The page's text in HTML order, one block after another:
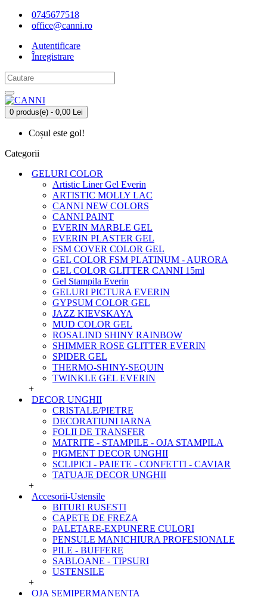
0745677518
office@canni.ro
Autentificare
Înregistrare
0 produs(e) - 0,00 Lei
Coșul este gol!
Categorii
GELURI COLOR
Artistic Liner Gel Everin
ARTISTIC MOLLY LAC
CANNI NEW COLORS
CANNI PAINT
EVERIN MARBLE GEL
EVERIN PLASTER GEL
FSM COVER COLOR GEL
GEL COLOR FSM PLATINUM - AURORA
GEL COLOR GLITTER CANNI 15ml
Gel Stampila Everin
GELURI PICTURA EVERIN
GYPSUM COLOR GEL
JAZZ KIEVSKAYA
MUD COLOR GEL
ROSALIND SHINY RAINBOW
SHIMMER ROSE GLITTER EVERIN
SPIDER GEL
THERMO-SHINY-SEQUIN
TWINKLE GEL EVERIN
+
DECOR UNGHII
CRISTALE/PIETRE
DECORATIUNI IARNA
FOLII DE TRANSFER
MATRITE - STAMPILE - OJA STAMPILA
PIGMENT DECOR UNGHII
SCLIPICI - PAIETE - CONFETTI - CAVIAR
TATUAJE DECOR UNGHII
+
Accesorii-Ustensile
BITURI RUSESTI
CAPETE DE FREZA
PALETARE-EXPUNERE CULORI
PENSULE MANICHIURA PROFESIONALE
PILE - BUFFERE
SABLOANE - TIPSURI
USTENSILE
+
OJA SEMIPERMANENTA